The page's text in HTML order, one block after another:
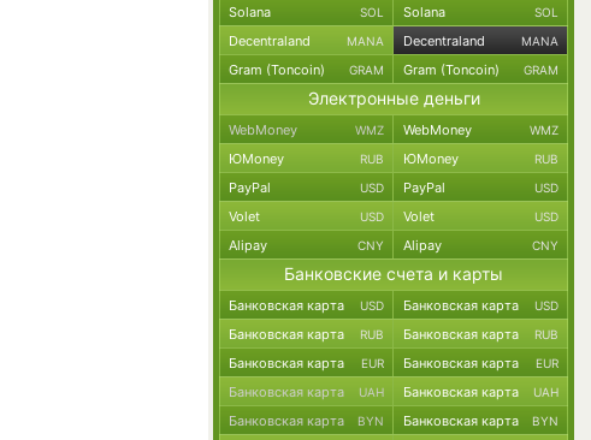
Solana SOL Solana SOL
Decentraland MANA Decentraland MANA
Gram (Toncoin) GRAM Gram (Toncoin) GRAM
Электронные деньги
WebMoney WMZ WebMoney WMZ
ЮMoney RUB ЮMoney RUB
PayPal USD PayPal USD
Volet USD Volet USD
Alipay CNY Alipay CNY
Банковские счета и карты
Банковская карта USD Банковская карта USD
Банковская карта RUB Банковская карта RUB
Банковская карта EUR Банковская карта EUR
Банковская карта UAH Банковская карта UAH
Банковская карта BYN Банковская карта BYN